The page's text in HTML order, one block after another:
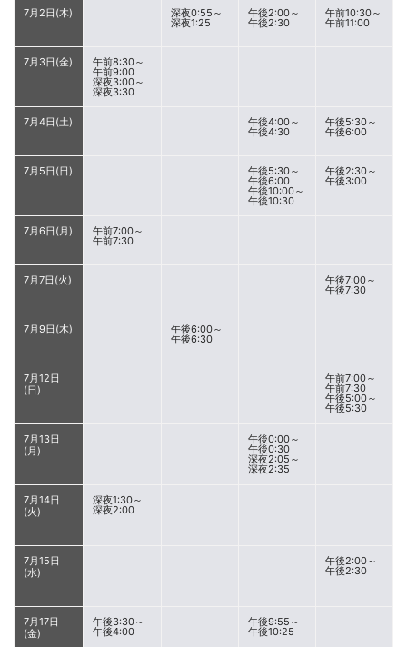
7月2日(木) 深夜0:55～
深夜1:25
午後2:00～
午後2:30
午前10:30～
午前11:00
7月3日(金) 午前8:30～
午前9:00
深夜3:00～
深夜3:30
7月4日(土) 午後4:00～
午後4:30
午後5:30～
午後6:00
7月5日(日) 午後5:30～
午後6:00
午後10:00～
午後10:30
午後2:30～
午後3:00
7月6日(月) 午前7:00～
午前7:30
7月7日(火) 午後7:00～
午後7:30
7月9日(木) 午後6:00～
午後6:30
7月12日
(日)
午前7:00～
午前7:30
午後5:00～
午後5:30
7月13日
(月)
午後0:00～
午後0:30
深夜2:05～
深夜2:35
7月14日
(火)
深夜1:30～
深夜2:00
7月15日
(水)
午後2:00～
午後2:30
7月17日
(金)
午後3:30～
午後4:00
午後9:55～
午後10:25